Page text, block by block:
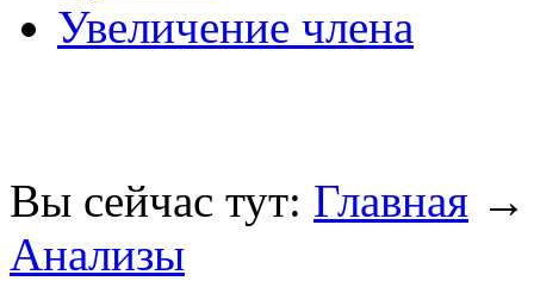
Увеличение члена
Вы сейчас тут: Главная
Анализы